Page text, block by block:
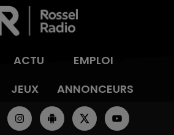
ACTU
EMPLOI
JEUX ANNONCEURS